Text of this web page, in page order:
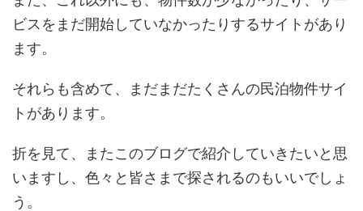
ビスをまだ開始していなかったりするサイトがあり
ます。
それらも含めて、まだまだたくさんの民泊物件サイ
トがあります。
折を見て、またこのブログで紹介していきたいと思
いますし、色々と皆さまで探されるのもいいでしょ
う。